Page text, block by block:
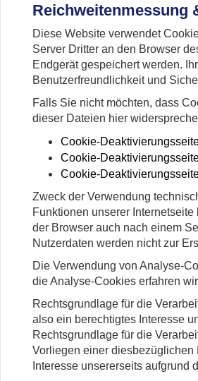
Reichweitenmessung
Diese Website verwendet
Server Dritter an den Browser
Endgerät gespeichert werden.
Benutzerfreundlichkeit und
Falls Sie nicht möchten, dass
dieser Dateien hier
Cookie-
Cookie-
Cookie-
Zweck der Verwendung
Funktionen unserer
der Browser auch nach einem
Nutzerdaten werden nicht zur
Die Verwendung von Analyse-
die Analyse-Cookies erfahren
Rechtsgrundlage für die
also ein berechtigtes Interesse
Rechtsgrundlage für die
Vorliegen einer diesbezüglichen
Interesse unsererseits aufgrund